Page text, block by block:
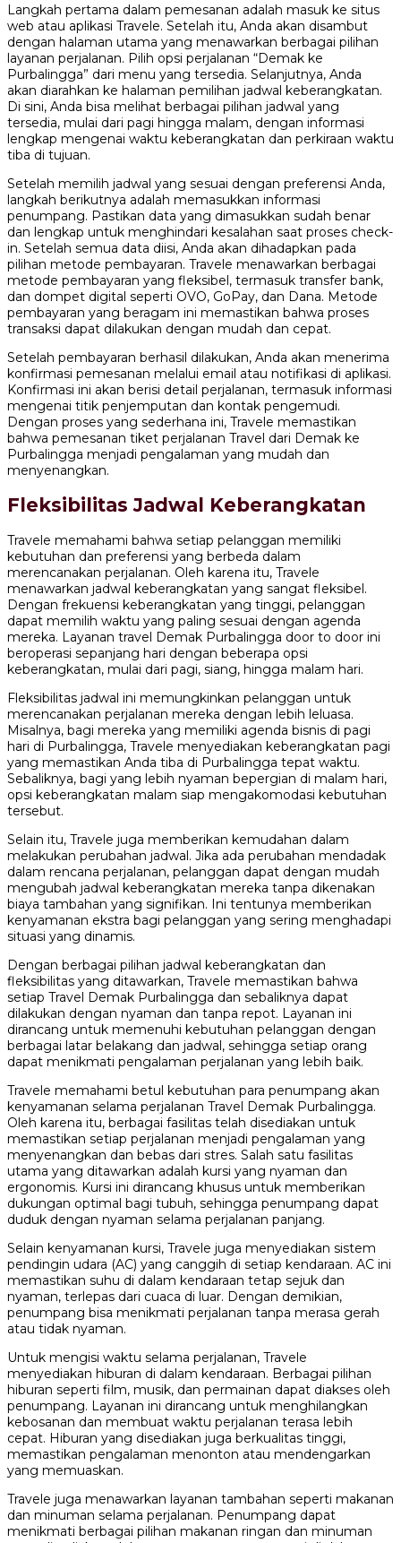
Langkah pertama dalam pemesanan adalah masuk ke situs
web atau aplikasi Travele. Setelah itu, Anda akan disambut
dengan halaman utama yang menawarkan berbagai pilihan
layanan perjalanan. Pilih opsi perjalanan “Demak ke
Purbalingga” dari menu yang tersedia. Selanjutnya, Anda
akan diarahkan ke halaman pemilihan jadwal keberangkatan.
Di sini, Anda bisa melihat berbagai pilihan jadwal yang
tersedia, mulai dari pagi hingga malam, dengan informasi
lengkap mengenai waktu keberangkatan dan perkiraan waktu
tiba di tujuan.
Setelah memilih jadwal yang sesuai dengan preferensi Anda,
langkah berikutnya adalah memasukkan informasi
penumpang. Pastikan data yang dimasukkan sudah benar
dan lengkap untuk menghindari kesalahan saat proses check-
in. Setelah semua data diisi, Anda akan dihadapkan pada
pilihan metode pembayaran. Travele menawarkan berbagai
metode pembayaran yang fleksibel, termasuk transfer bank,
dan dompet digital seperti OVO, GoPay, dan Dana. Metode
pembayaran yang beragam ini memastikan bahwa proses
transaksi dapat dilakukan dengan mudah dan cepat.
Setelah pembayaran berhasil dilakukan, Anda akan menerima
konfirmasi pemesanan melalui email atau notifikasi di aplikasi.
Konfirmasi ini akan berisi detail perjalanan, termasuk informasi
mengenai titik penjemputan dan kontak pengemudi.
Dengan proses yang sederhana ini, Travele memastikan
bahwa pemesanan tiket perjalanan Travel dari Demak ke
Purbalingga menjadi pengalaman yang mudah dan
menyenangkan.
Fleksibilitas Jadwal Keberangkatan
Travele memahami bahwa setiap pelanggan memiliki
kebutuhan dan preferensi yang berbeda dalam
merencanakan perjalanan. Oleh karena itu, Travele
menawarkan jadwal keberangkatan yang sangat fleksibel.
Dengan frekuensi keberangkatan yang tinggi, pelanggan
dapat memilih waktu yang paling sesuai dengan agenda
mereka. Layanan travel Demak Purbalingga door to door ini
beroperasi sepanjang hari dengan beberapa opsi
keberangkatan, mulai dari pagi, siang, hingga malam hari.
Fleksibilitas jadwal ini memungkinkan pelanggan untuk
merencanakan perjalanan mereka dengan lebih leluasa.
Misalnya, bagi mereka yang memiliki agenda bisnis di pagi
hari di Purbalingga, Travele menyediakan keberangkatan pagi
yang memastikan Anda tiba di Purbalingga tepat waktu.
Sebaliknya, bagi yang lebih nyaman bepergian di malam hari,
opsi keberangkatan malam siap mengakomodasi kebutuhan
tersebut.
Selain itu, Travele juga memberikan kemudahan dalam
melakukan perubahan jadwal. Jika ada perubahan mendadak
dalam rencana perjalanan, pelanggan dapat dengan mudah
mengubah jadwal keberangkatan mereka tanpa dikenakan
biaya tambahan yang signifikan. Ini tentunya memberikan
kenyamanan ekstra bagi pelanggan yang sering menghadapi
situasi yang dinamis.
Dengan berbagai pilihan jadwal keberangkatan dan
fleksibilitas yang ditawarkan, Travele memastikan bahwa
setiap Travel Demak Purbalingga dan sebaliknya dapat
dilakukan dengan nyaman dan tanpa repot. Layanan ini
dirancang untuk memenuhi kebutuhan pelanggan dengan
berbagai latar belakang dan jadwal, sehingga setiap orang
dapat menikmati pengalaman perjalanan yang lebih baik.
Travele memahami betul kebutuhan para penumpang akan
kenyamanan selama perjalanan Travel Demak Purbalingga.
Oleh karena itu, berbagai fasilitas telah disediakan untuk
memastikan setiap perjalanan menjadi pengalaman yang
menyenangkan dan bebas dari stres. Salah satu fasilitas
utama yang ditawarkan adalah kursi yang nyaman dan
ergonomis. Kursi ini dirancang khusus untuk memberikan
dukungan optimal bagi tubuh, sehingga penumpang dapat
duduk dengan nyaman selama perjalanan panjang.
Selain kenyamanan kursi, Travele juga menyediakan sistem
pendingin udara (AC) yang canggih di setiap kendaraan. AC ini
memastikan suhu di dalam kendaraan tetap sejuk dan
nyaman, terlepas dari cuaca di luar. Dengan demikian,
penumpang bisa menikmati perjalanan tanpa merasa gerah
atau tidak nyaman.
Untuk mengisi waktu selama perjalanan, Travele
menyediakan hiburan di dalam kendaraan. Berbagai pilihan
hiburan seperti film, musik, dan permainan dapat diakses oleh
penumpang. Layanan ini dirancang untuk menghilangkan
kebosanan dan membuat waktu perjalanan terasa lebih
cepat. Hiburan yang disediakan juga berkualitas tinggi,
memastikan pengalaman menonton atau mendengarkan
yang memuaskan.
Travele juga menawarkan layanan tambahan seperti makanan
dan minuman selama perjalanan. Penumpang dapat
menikmati berbagai pilihan makanan ringan dan minuman